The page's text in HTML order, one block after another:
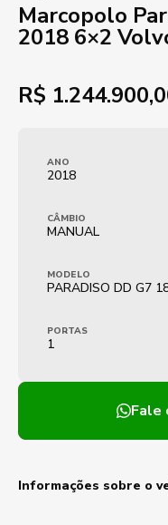
Marcopolo
2018 6×2
R$
ANO
2018
CÂMBIO
MANUAL
MODELO
PARADISO DD G7
PORTAS
1
Fale
Informações sobre o